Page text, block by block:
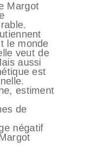
Margot
le monde
veut de
aussi
est
estiment
de
négatif